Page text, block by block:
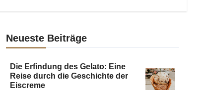
Neueste Beiträge
Die Erfindung des Gelato: Eine
Reise durch die Geschichte der
Eiscreme